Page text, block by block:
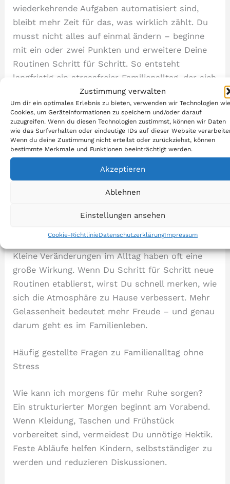
Zustimmung verwalten
Um dir ein optimales Erlebnis zu bieten, verwenden wir Technologien wie
Cookies, um Geräteinformationen zu speichern und/oder darauf
zuzugreifen. Wenn du diesen Technologien zustimmst, können wir Daten
wie das Surfverhalten oder eindeutige IDs auf dieser Website
Wenn du deine Zustimmung nicht erteilst oder zurückziehst, können
bestimmte Merkmale und Funktionen beeinträchtigt werden.
Akzeptieren
Ablehnen
Einstellungen ansehen
Cookie-RichtlinieDatenschutzerklärungImpressum
wiederkehrende Aufgaben automatisiert sind,
bleibt mehr Zeit für das, was wirklich zählt. Du
musst nicht alles auf einmal ändern – beginne
mit ein oder zwei Punkten und erweitere Deine
Routinen Schritt für Schritt. So entsteht
langfristig ein stressfreier Familienalltag, der sich
natürlich anfühlt und nicht erzwungen wirkt.
Fazit
Ein Familienalltag ohne Stress ist kein
unerreichbares Ideal, sondern das Ergebnis
bewusster Entscheidungen. Mit klarer Struktur,
offener Kommunikation, fair verteilter
kannst Du Dein Familienleben nachhaltig
Kleine Veränderungen im Alltag haben oft eine
große Wirkung. Wenn Du Schritt für Schritt neue
Routinen etablierst, wirst Du schnell merken, wie
sich die Atmosphäre zu Hause verbessert. Mehr
Gelassenheit bedeutet mehr Freude – und genau
darum geht es im Familienleben.
Häufig gestellte Fragen zu Familienalltag ohne
Stress
Wie kann ich morgens für mehr Ruhe sorgen?
Ein strukturierter Morgen beginnt am Vorabend.
Wenn Kleidung, Taschen und Frühstück
vorbereitet sind, vermeidest Du unnötige Hektik.
Feste Abläufe helfen Kindern, selbstständiger zu
werden und reduzieren Diskussionen.